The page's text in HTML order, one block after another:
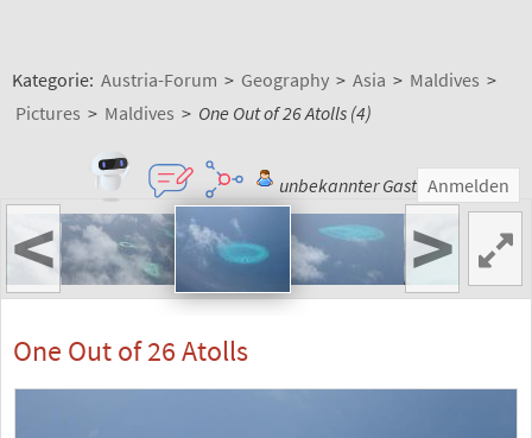
Kategorie: Austria-Forum > Geography > Asia > Maldives >
Pictures > Maldives > One Out of 26 Atolls (4)
unbekannter Gast Anmelden
< >
One Out of 26 Atolls